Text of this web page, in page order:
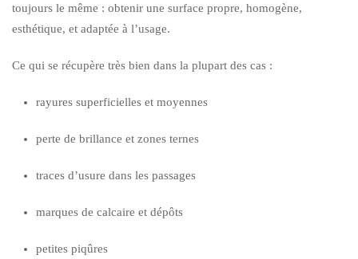
toujours le même : obtenir une surface propre, homogène,
esthétique, et adaptée à l’usage.
Ce qui se récupère très bien dans la plupart des cas :
rayures superficielles et moyennes
perte de brillance et zones ternes
traces d’usure dans les passages
marques de calcaire et dépôts
petites piqûres